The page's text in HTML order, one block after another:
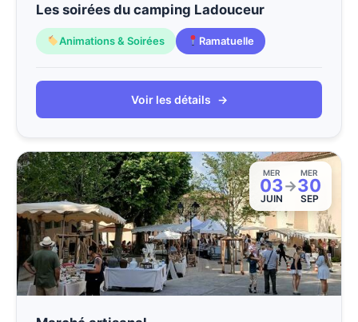
Les soirées du camping Ladouceur
Animations & Soirées Ramatuelle
Voir les détails →
MER
03
JUIN
→
MER
30
SEP